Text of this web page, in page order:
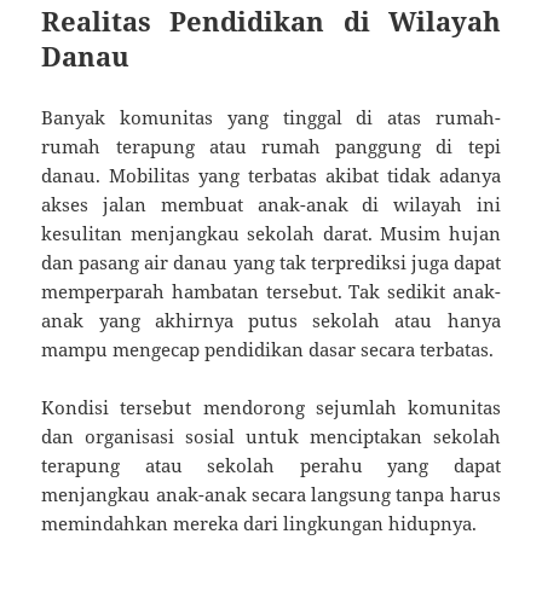
Realitas Pendidikan di Wilayah
Danau
Banyak komunitas yang tinggal di atas rumah-
rumah terapung atau rumah panggung di tepi
danau. Mobilitas yang terbatas akibat tidak adanya
akses jalan membuat anak-anak di wilayah ini
kesulitan menjangkau sekolah darat. Musim hujan
dan pasang air danau yang tak terprediksi juga dapat
memperparah hambatan tersebut. Tak sedikit anak-
anak yang akhirnya putus sekolah atau hanya
mampu mengecap pendidikan dasar secara terbatas.
Kondisi tersebut mendorong sejumlah komunitas
dan organisasi sosial untuk menciptakan sekolah
terapung atau sekolah perahu yang dapat
menjangkau anak-anak secara langsung tanpa harus
memindahkan mereka dari lingkungan hidupnya.